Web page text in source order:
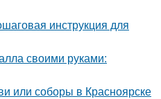
инструкция для
своими руками:
или соборы в Красноярске